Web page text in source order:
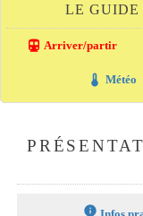
LE
directions_transit Arriver/partir
thermostat Météo
info